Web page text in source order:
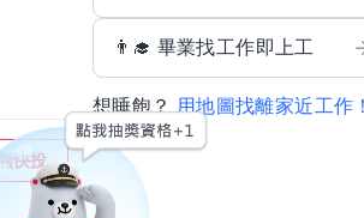
快投
👨‍🎓 畢業找工作即上工
想睡飽？ 用地圖找離家近工作！